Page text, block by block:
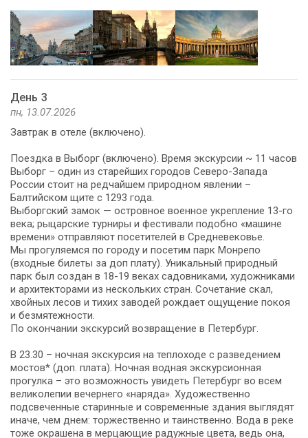
День 3
пн, 13.07.2026
Завтрак в отеле (включено).
Поездка в Выборг (включено). Время экскурсии ~ 11 часов
Выборг – один из старейших городов Северо-Запада
России стоит на редчайшем природном явлении –
Балтийском щите с 1293 года.
Выборгский замок — островное военное укрепление 13-го
века; рыцарские турниры и фестивали подобно «машине
времени» отправляют посетителей в Средневековье.
Мы прогуляемся по городу и посетим парк Монрепо
(входные билеты за доп плату). Уникальный природный
парк был создан в 18-19 веках садовниками, художниками
и архитекторами из нескольких стран. Сочетание скал,
хвойных лесов и тихих заводей рождает ощущение покоя
и безмятежности.
По окончании экскурсий возвращение в Петербург.
В 23.30 – ночная экскурсия на теплоходе с разведением
мостов* (доп. плата). Ночная водная экскурсионная
прогулка – это возможность увидеть Петербург во всем
великолепии вечернего «наряда». Художественно
подсвеченные старинные и современные здания выглядят
иначе, чем днем: торжественно и таинственно. Вода в реке
тоже окрашена в мерцающие радужные цвета, ведь она,